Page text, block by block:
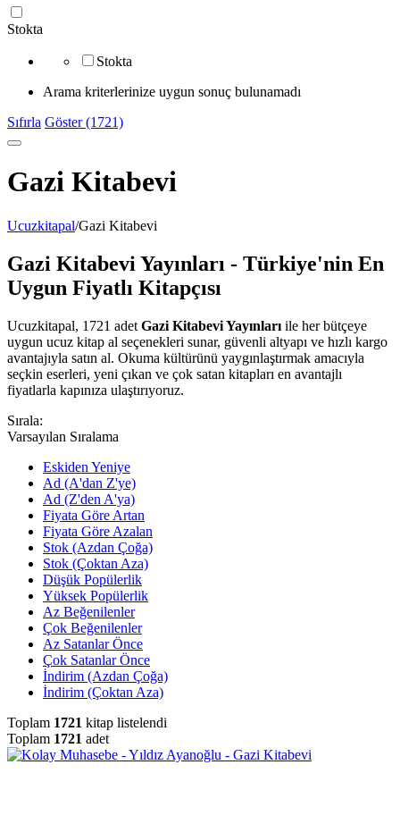
Stokta
Stokta
Arama kriterlerinize uygun sonuç bulunamadı
Sıfırla Göster (1721)
Gazi Kitabevi
Ucuzkitapal/Gazi Kitabevi
Gazi Kitabevi Yayınları - Türkiye'nin En
Uygun Fiyatlı Kitapçısı
Ucuzkitapal, 1721 adet Gazi Kitabevi Yayınları ile her bütçeye
uygun ucuz kitap al seçenekleri sunar, güvenli altyapı ve hızlı kargo
avantajıyla satın al. Okuma kültürünü yaygınlaştırmak amacıyla
seçkin eserleri, yeni çıkan ve çok satan kitapları en avantajlı
fiyatlarla kapınıza ulaştırıyoruz.
Sırala:
Varsayılan Sıralama
Eskiden Yeniye
Ad (A'dan Z'ye)
Ad (Z'den A'ya)
Fiyata Göre Artan
Fiyata Göre Azalan
Stok (Azdan Çoğa)
Stok (Çoktan Aza)
Düşük Popülerlik
Yüksek Popülerlik
Az Beğenilenler
Çok Beğenilenler
Az Satanlar Önce
Çok Satanlar Önce
İndirim (Azdan Çoğa)
İndirim (Çoktan Aza)
Toplam 1721 kitap listelendi
Toplam 1721 adet